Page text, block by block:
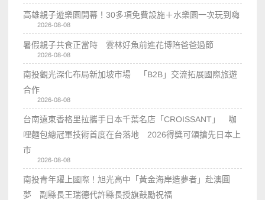
高雄親子遊樂園開幕！30多項免費設施＋水樂園一次玩到嗨
2026-08-08
暑假親子共食正當時 雲林好魚前進花博陪爸爸過節
2026-08-08
南投觀光深化布局新加坡市場 「B2B」交流拓展國際旅遊
合作
2026-08-08
台南遠東香格里拉攜手日本千葉名店「CROISSANT」 咖
哩麵包總冠軍技術首度在台落地 2026得獎可頌搶先日本上
市
2026-08-08
南投青年躍上國際！旭光高中「黃金海岸造夢者」赴澳圓
夢 副縣長王瑞德代許縣長授旗鼓勵祝福